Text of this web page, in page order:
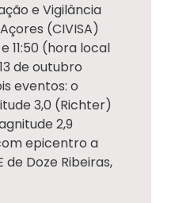
e Vigilância
(CIVISA)
11:50 (hora local
de outubro
eventos: o
3,0 (Richter)
2,9
epicentro a
de Doze Ribeiras,